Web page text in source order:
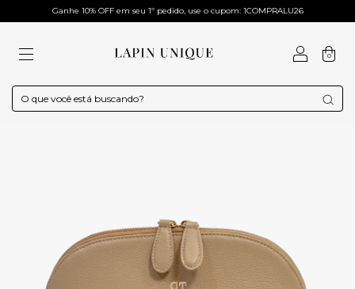
Ganhe 10% OFF em seu 1º pedido, use o cupom: 1COMPRALU26
0